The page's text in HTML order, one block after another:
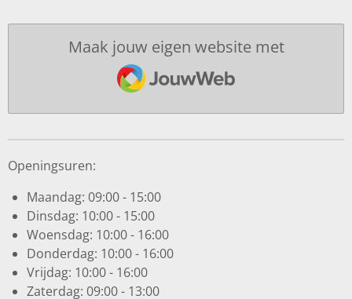
Maak jouw eigen website met
JouwWeb
Openingsuren:
Maandag: 09:00 - 15:00
Dinsdag: 10:00 - 15:00
Woensdag: 10:00 - 16:00
Donderdag: 10:00 - 16:00
Vrijdag: 10:00 - 16:00
Zaterdag: 09:00 - 13:00